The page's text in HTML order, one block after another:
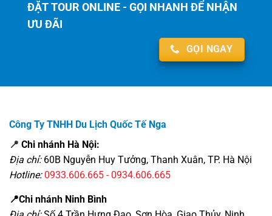
ĐẶT TOUR ONLINE - GỌI NHANH ĐỂ NHẬN
ƯU ĐÃI
GỌI NGAY
Công Ty TNHH Du Lịch Quốc Tế Nga
📍 Chi nhánh Hà Nội:
Địa chỉ:60B Nguyễn Huy Tưởng, Thanh Xuân, TP. Hà Nội
Hotline: 0933.606.665 - 0934.606.665
📍Chi nhánh Ninh Bình